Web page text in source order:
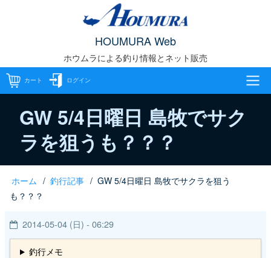
ン
テ
HOUMURA Web
ホウムラによる釣り情報とネット販売
カート ログイン
ン
ナ
ビ
ゲ
GW 5/4日曜日 島牧でサク
ラを狙うも？？？
パ
く
ホーム 釣行記事
GW 5/4日曜日 島牧でサクラを狙う
も？？？
2014-05-04 (日) - 06:29
釣行メモ